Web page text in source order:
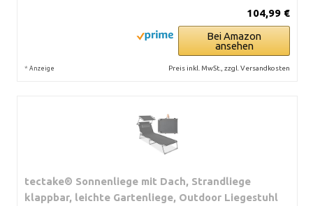
104,99 €
Bei Amazon
ansehen
* Anzeige Preis inkl. MwSt., zzgl. Versandkosten
tectake® Sonnenliege mit Dach, Strandliege
klappbar, leichte Gartenliege, Outdoor Liegestuhl